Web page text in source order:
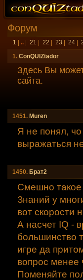
Форум
1 |.. |21 |22 |23 |24 |
1. ConQUIZtador
Здесь Вы
сайта.
1451. Muren
Я не понял, чо
выражаться
1450. Брат2
Смешно
Знаний у
вот скорости
А насчет IQ -
большинство
игре да
вопрос
Поменяйте